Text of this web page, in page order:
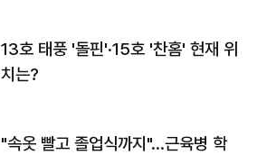
13호 태풍 '돌핀'·15호 '찬홈' 현재 위
치는?
"속옷 빨고 졸업식까지"…근육병 학